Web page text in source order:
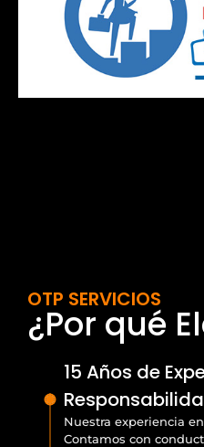
OTP SERVICIOS
¿Por qué
15 Años de
Nuestra experiencia
Contamos con